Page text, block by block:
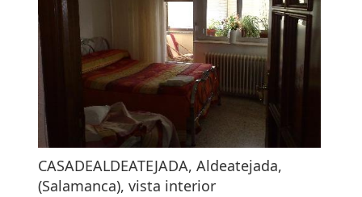
CASADEALDEATEJADA, Aldeatejada,
(Salamanca), vista interior